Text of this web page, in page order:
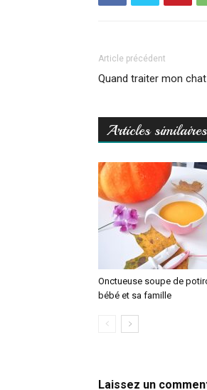
Article précédent
Quand traiter mon
Articles similaires
Onctueuse soupe de
bébé et sa famille
Laissez un